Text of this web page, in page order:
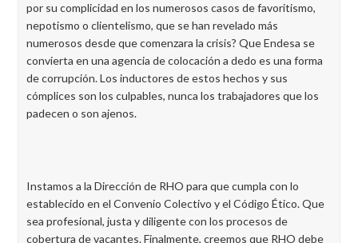
por su complicidad en los numerosos casos de favoritismo,
nepotismo o clientelismo, que se han revelado más
numerosos desde que comenzara la crisis? Que Endesa se
convierta en una agencia de colocación a dedo es una forma
de corrupción. Los inductores de estos hechos y sus
cómplices son los culpables, nunca los trabajadores que los
padecen o son ajenos.
Instamos a la Dirección de RHO para que cumpla con lo
establecido en el Convenio Colectivo y el Código Ético. Que
sea profesional, justa y diligente con los procesos de
cobertura de vacantes. Finalmente, creemos que RHO debe